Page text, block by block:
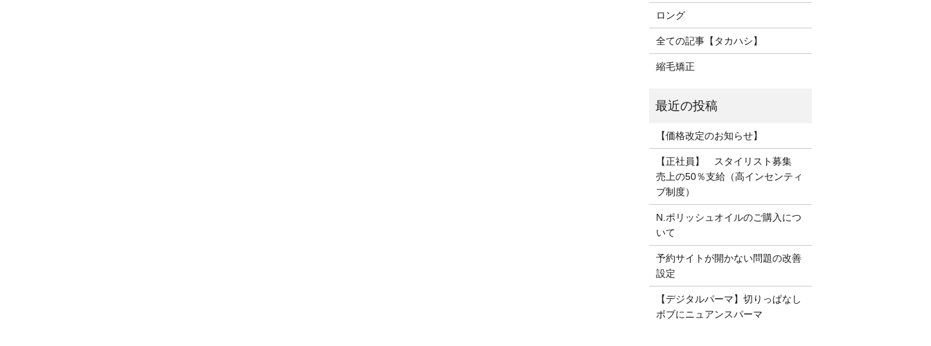
ロング
全ての記事【タカハシ】
縮毛矯正
【価格改定のお知らせ】
【正社員】 スタイリスト募集
売上の50％支給（高インセンティ
ブ制度）
N.ポリッシュオイルのご購入につ
いて
予約サイトが開かない問題の改善
設定
【デジタルパーマ】切りっぱなし
ボブにニュアンスパーマ